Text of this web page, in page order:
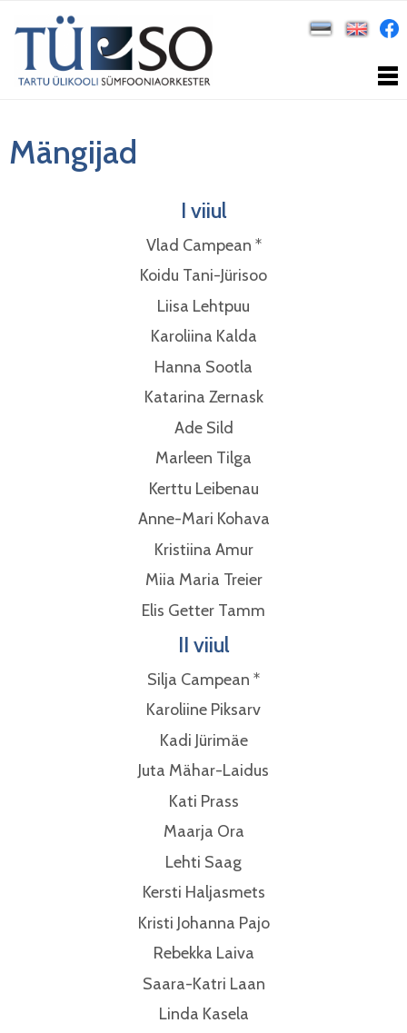
Mängijad
I viiul
Vlad Campean *
Koidu Tani-Jürisoo
Liisa Lehtpuu
Karoliina Kalda
Hanna Sootla
Katarina Zernask
Ade Sild
Marleen Tilga
Kerttu Leibenau
Anne-Mari Kohava
Kristiina Amur
Miia Maria Treier
Elis Getter Tamm
II viiul
Silja Campean *
Karoliine Piksarv
Kadi Jürimäe
Juta Mähar-Laidus
Kati Prass
Maarja Ora
Lehti Saag
Kersti Haljasmets
Kristi Johanna Pajo
Rebekka Laiva
Saara-Katri Laan
Linda Kasela